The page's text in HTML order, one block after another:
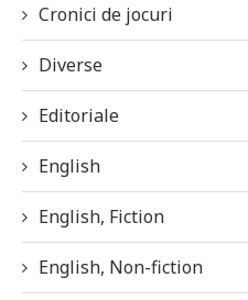
Cronici de jocuri
Diverse
Editoriale
English
English, Fiction
English, Non-fiction